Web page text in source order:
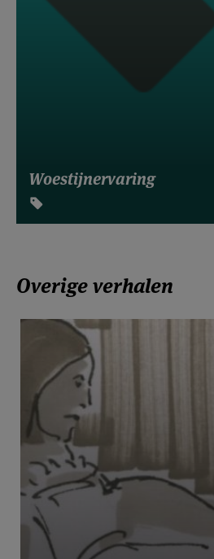
Woestijnervaring
Overige verhalen